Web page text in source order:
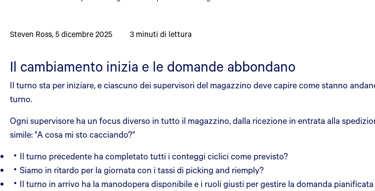
Steven Ross,5 dicembre 2025 3 minuti di lettura
Il cambiamento inizia e le domande abbondano
Il turno sta per iniziare, e ciascuno dei supervisori del magazzino deve capire come stanno
turno.
Ogni supervisore ha un focus diverso in tutto il magazzino, dalla ricezione in entrata alla
simile: "A cosa mi sto cacciando?"
Il turno precedente ha completato tutti i conteggi ciclici come previsto?
Siamo in ritardo per la giornata con i tassi di picking and riemply?
Il turno in arrivo ha la manodopera disponibile e i ruoli giusti per gestire la domanda